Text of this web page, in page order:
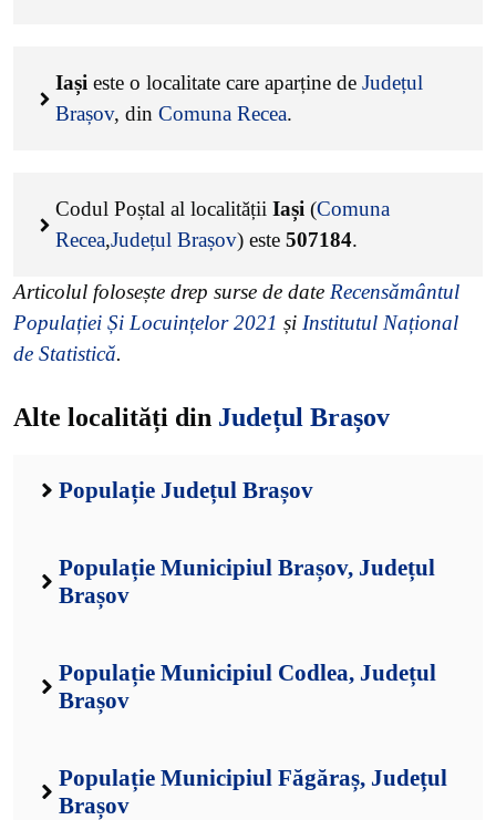
Iași este o localitate care aparține de Județul
Brașov, din Comuna Recea.
Codul Poștal al localității Iași (Comuna
Recea,Județul Brașov) este 507184.
Articolul folosește drep surse de date Recensământul
Populației Și Locuințelor 2021 și Institutul Național
de Statistică.
Alte localități din Județul Brașov
Populație Județul Brașov
Populație Municipiul Brașov, Județul
Brașov
Populație Municipiul Codlea, Județul
Brașov
Populație Municipiul Făgăraș, Județul
Brașov